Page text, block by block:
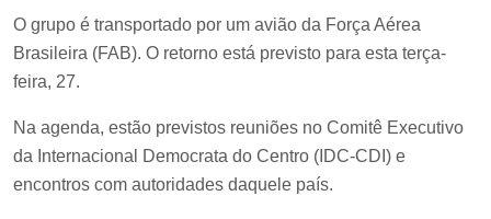
O grupo é transportado por um avião da Força Aérea
Brasileira (FAB). O retorno está previsto para esta terça-
feira, 27.
Na agenda, estão previstos reuniões no Comitê Executivo
da Internacional Democrata do Centro (IDC-CDI) e
encontros com autoridades daquele país.